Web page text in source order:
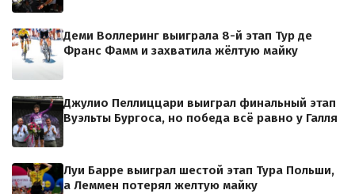
Деми Воллеринг выиграла 8-й этап Тур де
Франс Фамм и захватила жёлтую майку
Джулио Пеллиццари выиграл финальный этап
Вуэльты Бургоса, но победа всё равно у Галля
Луи Барре выиграл шестой этап Тура Польши,
а Леммен потерял желтую майку